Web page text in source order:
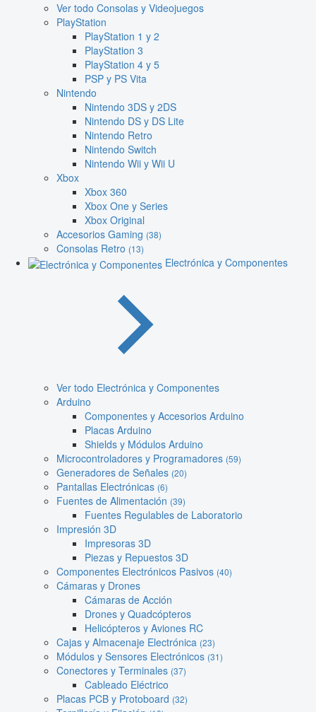
Ver todo Consolas y Videojuegos
PlayStation
PlayStation 1 y 2
PlayStation 3
PlayStation 4 y 5
PSP y PS Vita
Nintendo
Nintendo 3DS y 2DS
Nintendo DS y DS Lite
Nintendo Retro
Nintendo Switch
Nintendo Wii y Wii U
Xbox
Xbox 360
Xbox One y Series
Xbox Original
Accesorios Gaming (38)
Consolas Retro (13)
Electrónica y Componentes
Ver todo Electrónica y Componentes
Arduino
Componentes y Accesorios Arduino
Placas Arduino
Shields y Módulos Arduino
Microcontroladores y Programadores (59)
Generadores de Señales (20)
Pantallas Electrónicas (6)
Fuentes de Alimentación (39)
Fuentes Regulables de Laboratorio
Impresión 3D
Impresoras 3D
Piezas y Repuestos 3D
Componentes Electrónicos Pasivos (40)
Cámaras y Drones
Cámaras de Acción
Drones y Quadcópteros
Helicópteros y Aviones RC
Cajas y Almacenaje Electrónica (23)
Módulos y Sensores Electrónicos (31)
Conectores y Terminales (37)
Cableado Eléctrico
Placas PCB y Protoboard (32)